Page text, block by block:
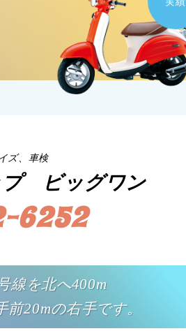
ズ、車検
プ ビッグワン
6252
線を北へ400m
20mの右手です。